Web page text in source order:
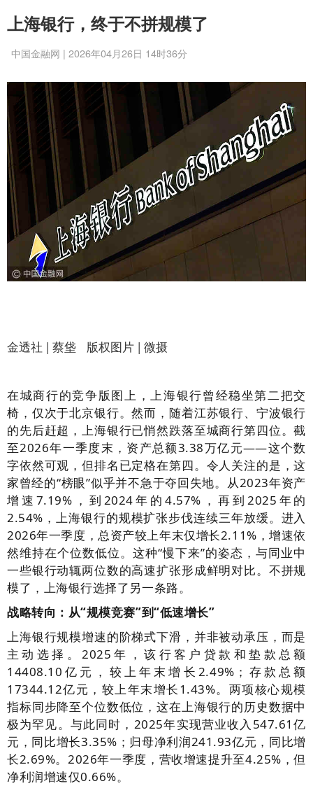
上海银行，终于不拼规模了
中国金融网 | 2026年04月26日 14时36分
金透社 | 蔡垡 版权图片 | 微摄
在城商行的竞争版图上，上海银行曾经稳坐第二把交
椅，仅次于北京银行。然而，随着江苏银行、宁波银行
的先后赶超，上海银行已悄然跌落至城商行第四位。截
至2026年一季度末，资产总额3.38万亿元——这个数
字依然可观，但排名已定格在第四。令人关注的是，这
家曾经的“榜眼”似乎并不急于夺回失地。从2023年资产
增速7.19%，到2024年的4.57%，再到2025年的
2.54%，上海银行的规模扩张步伐连续三年放缓。进入
2026年一季度，总资产较上年末仅增长2.11%，增速依
然维持在个位数低位。这种“慢下来”的姿态，与同业中
一些银行动辄两位数的高速扩张形成鲜明对比。不拼规
模了，上海银行选择了另一条路。
战略转向：从“规模竞赛”到“低速增长”
上海银行规模增速的阶梯式下滑，并非被动承压，而是
主动选择。2025年，该行客户贷款和垫款总额
14408.10亿元，较上年末增长2.49%；存款总额
17344.12亿元，较上年末增长1.43%。两项核心规模
指标同步降至个位数低位，这在上海银行的历史数据中
极为罕见。与此同时，2025年实现营业收入547.61亿
元，同比增长3.35%；归母净利润241.93亿元，同比增
长2.69%。2026年一季度，营收增速提升至4.25%，但
净利润增速仅0.66%。